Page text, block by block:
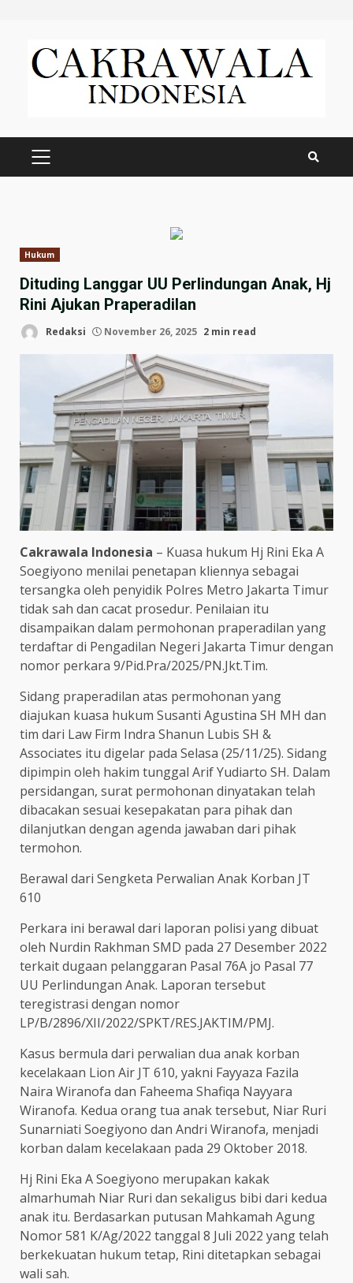
content
PRIMARY
Hukum
Dituding Langgar UU Perlindungan Anak, Hj
Rini Ajukan Praperadilan
Redaksi November 26, 2025 2 min read
Cakrawala Indonesia – Kuasa hukum Hj Rini Eka A
Soegiyono menilai penetapan kliennya sebagai
tersangka oleh penyidik Polres Metro Jakarta Timur
tidak sah dan cacat prosedur. Penilaian itu
disampaikan dalam permohonan praperadilan yang
terdaftar di Pengadilan Negeri Jakarta Timur dengan
nomor perkara 9/Pid.Pra/2025/PN.Jkt.Tim.
Sidang praperadilan atas permohonan yang
diajukan kuasa hukum Susanti Agustina SH MH dan
tim dari Law Firm Indra Shanun Lubis SH &
Associates itu digelar pada Selasa (25/11/25). Sidang
dipimpin oleh hakim tunggal Arif Yudiarto SH. Dalam
persidangan, surat permohonan dinyatakan telah
dibacakan sesuai kesepakatan para pihak dan
dilanjutkan dengan agenda jawaban dari pihak
termohon.
Berawal dari Sengketa Perwalian Anak Korban JT
610
Perkara ini berawal dari laporan polisi yang dibuat
oleh Nurdin Rakhman SMD pada 27 Desember 2022
terkait dugaan pelanggaran Pasal 76A jo Pasal 77
UU Perlindungan Anak. Laporan tersebut
teregistrasi dengan nomor
LP/B/2896/XII/2022/SPKT/RES.JAKTIM/PMJ.
Kasus bermula dari perwalian dua anak korban
kecelakaan Lion Air JT 610, yakni Fayyaza Fazila
Naira Wiranofa dan Faheema Shafiqa Nayyara
Wiranofa. Kedua orang tua anak tersebut, Niar Ruri
Sunarniati Soegiyono dan Andri Wiranofa, menjadi
korban dalam kecelakaan pada 29 Oktober 2018.
Hj Rini Eka A Soegiyono merupakan kakak
almarhumah Niar Ruri dan sekaligus bibi dari kedua
anak itu. Berdasarkan putusan Mahkamah Agung
Nomor 581 K/Ag/2022 tanggal 8 Juli 2022 yang telah
berkekuatan hukum tetap, Rini ditetapkan sebagai
wali sah.